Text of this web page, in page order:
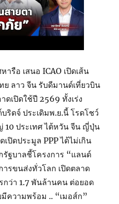
ารือ เสนอ ICAO เปิดเส้น
ลาว จีน รับดีมานด์เที่ยวบิน
ดเปิดใช้ปี 2569 ทั้งเร่ง
ดจ์ ประเดิมพ.ย.นี้ โรดโชว์
10 ประเทศ ไต้หวัน จีน ญี่ปุ่น
ปิดประมูล PPP ได้ไม่เกิน
ฐบาลชี้โครงการ “แลนด์
รขนส่งทั่วโลก เปิดตลาด
กว่า 1.7 พันล้านคน ต่อยอด
ความพร้อม .. “เมอส์ก”